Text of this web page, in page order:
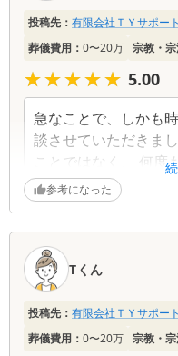
投稿先： 有限会社ＴＹサポート
葬儀費用： 0〜20万 宗教・宗
★★★★★
★★★★★ 5.00
急なことで、しかも
談させていただきま
ことではなく、 何度
いただくことになり
していただくことが
りがたかったのです
ちに寄り添っていた
いう感覚を感じなが
ができました。まさ
でした。改めて感謝
参考になった
Tくん
投稿先： 有限会社ＴＹサポート
葬儀費用： 0〜20万 宗教・宗